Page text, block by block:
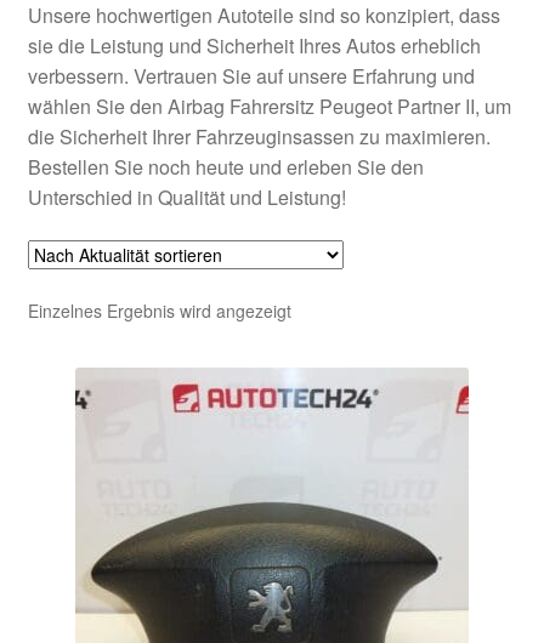
Zahlungen
Unsere hochwertigen Autoteile sind so konzipiert, dass
sie die Leistung und Sicherheit Ihres Autos erheblich
verbessern. Vertrauen Sie auf unsere Erfahrung und
wählen Sie den Airbag Fahrersitz Peugeot Partner II, um
die Sicherheit Ihrer Fahrzeuginsassen zu maximieren.
Bestellen Sie noch heute und erleben Sie den
Unterschied in Qualität und Leistung!
Einzelnes Ergebnis wird angezeigt